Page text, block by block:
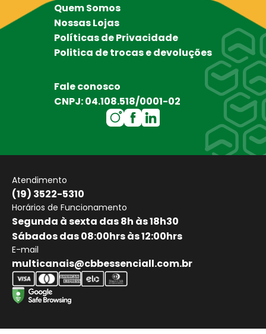
Quem Somos
Nossas Lojas
Políticas de Privacidade
Politica de trocas e devoluções
Fale conosco
CNPJ: 04.108.518/0001-02
Atendimento
(19) 3522-5310
Horários de Funcionamento
Segunda à sexta das 8h às 18h30
Sábados das 08:00hrs às 12:00hrs
E-mail
multicanais@cbbessenciall.com.br